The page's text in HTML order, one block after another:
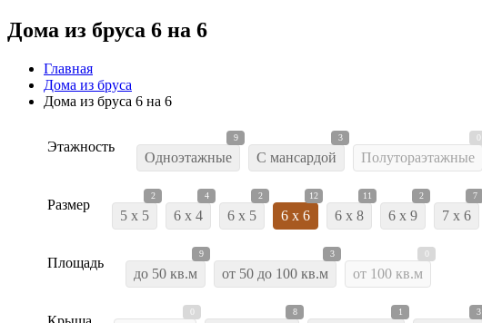
Дома из бруса 6 на 6
Главная
Дома из бруса
Дома из бруса 6 на 6
Этажность
Одноэтажные
9
С мансардой
3
Полутораэтажные
Размер
5 x 5
2
6 x 4
4
6 x 5
2
6 x 6
12
6 x 8
11
6 x 9
2
7 x 6
7
Площадь
до 50 кв.м
9
от 50 до 100 кв.м
3
от 100 кв.м
8 1 3